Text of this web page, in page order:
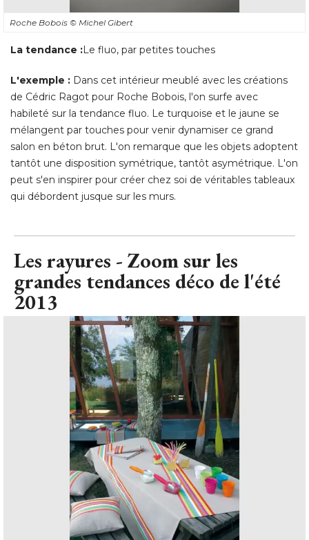
Roche Bobois © Michel Gibert
La tendance :Le fluo, par petites touches
L'exemple : Dans cet intérieur meublé avec les créations
de Cédric Ragot pour Roche Bobois, l'on surfe avec
habileté sur la tendance fluo. Le turquoise et le jaune se
mélangent par touches pour venir dynamiser ce grand
salon en béton brut. L'on remarque que les objets adoptent
tantôt une disposition symétrique, tantôt asymétrique. L'on
peut s'en inspirer pour créer chez soi de véritables tableaux
qui débordent jusque sur les murs.
Les rayures - Zoom sur les
grandes tendances déco de l'été
2013